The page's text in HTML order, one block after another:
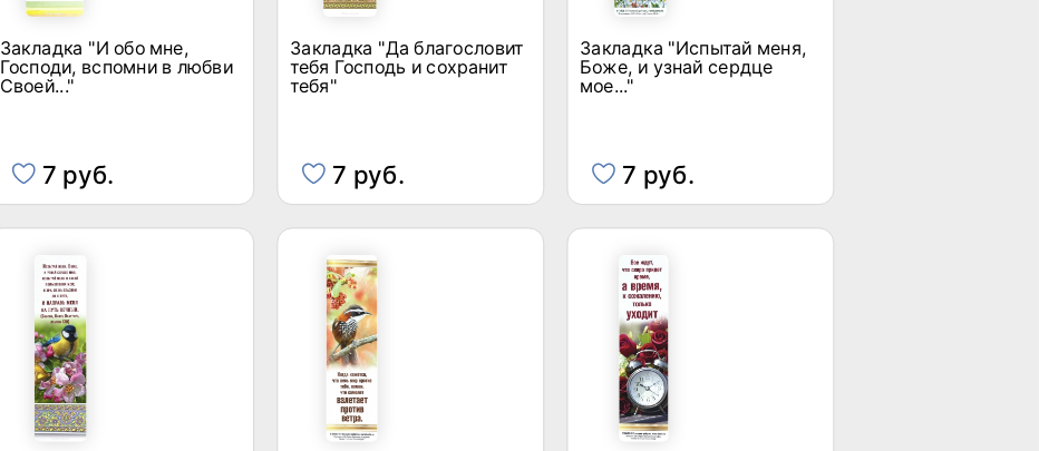
Закладка "И обо мне,
Господи, вспомни в любви
Своей..."
7 руб.
Закладка "Да благословит
тебя Господь и сохранит
тебя"
7 руб.
Закладка "Испытай меня,
Боже, и узнай сердце
мое..."
7 руб.